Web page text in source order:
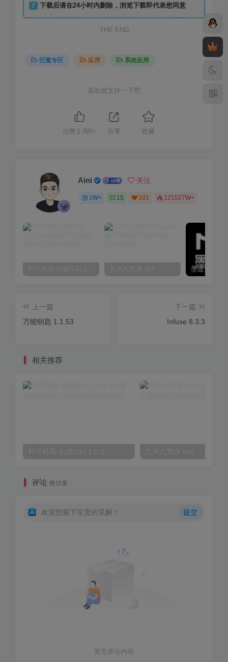
7
下载后请在24小时内删除，浏览下载即代表您同意
THE END
巨魔专区 应用 系统应用
喜欢就支持一下吧
点赞 1.4W+ 分享 收藏
Aini 关注
1W+ 15 101 121527W+
和平精英-自瞄S30 1.0.0 九州八荒录 666
上一篇
万能钥匙 1.1.53
下一篇
Infuse 8.3.3
相关推荐
和平精英-自瞄S30 1.0.0 九州八荒录 666
评论 抢沙发
欢迎您留下宝贵的见解！ 提交
暂无评论内容